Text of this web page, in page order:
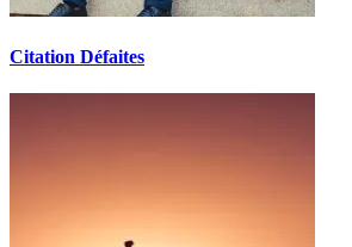
Citation Défaites